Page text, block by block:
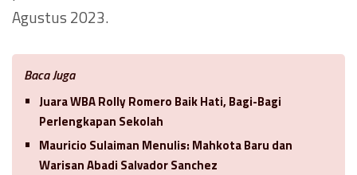
Agustus 2023.
Baca Juga
Juara WBA Rolly Romero Baik Hati, Bagi-Bagi
Perlengkapan Sekolah
Mauricio Sulaiman Menulis: Mahkota Baru dan
Warisan Abadi Salvador Sanchez